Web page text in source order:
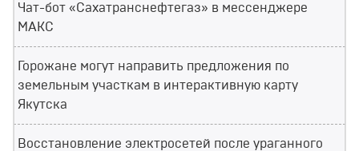
Чат-бот «Сахатранснефтегаз» в мессенджере
МАКС
Горожане могут направить предложения по
земельным участкам в интерактивную карту
Якутска
Восстановление электросетей после ураганного